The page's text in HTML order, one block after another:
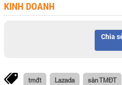
KINH DOANH
Chia
tmđt Lazada sàn TMĐT